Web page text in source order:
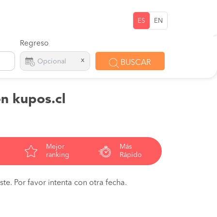
ES EN
Regreso
x BUSCAR
kupos.cl
Mejor
ranking
Más
Rápido
Por favor intenta con otra fecha.